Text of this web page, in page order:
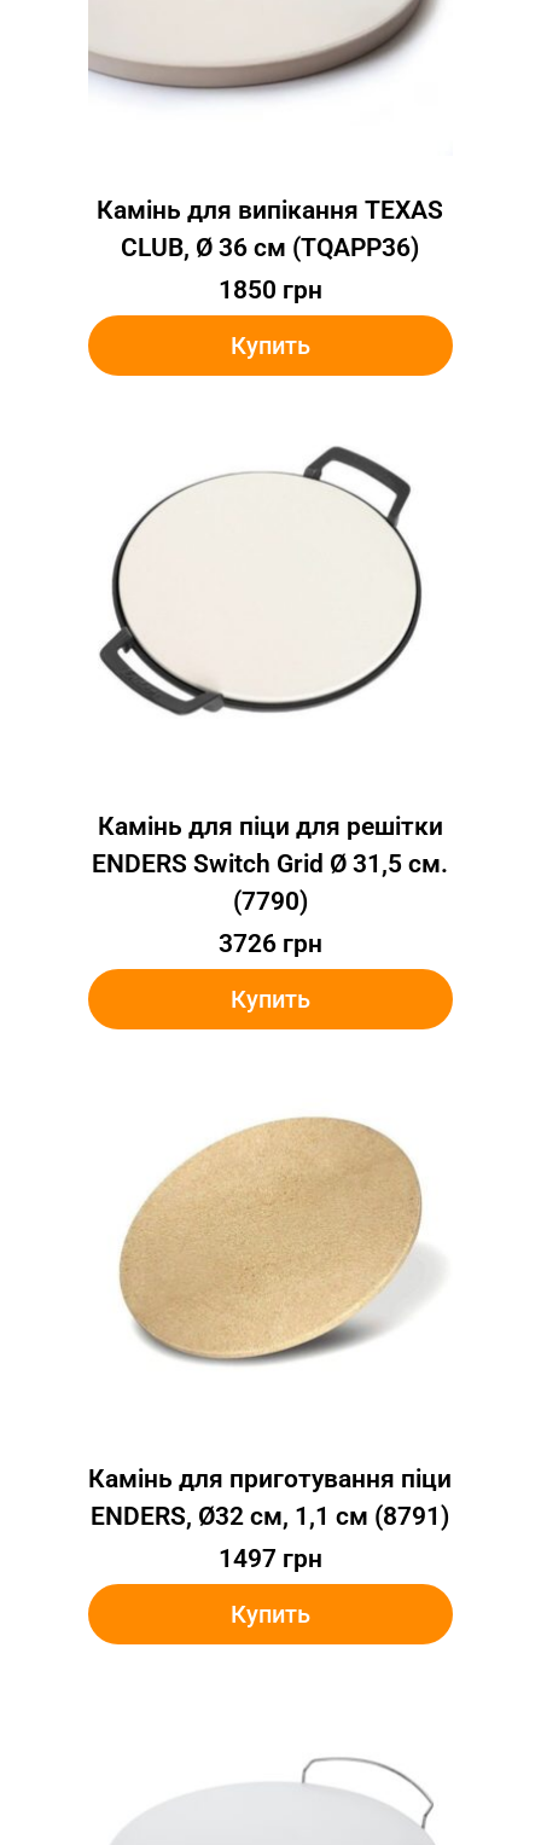
Камінь для випікання TEXAS
CLUB, Ø 36 см (TQAPP36)
1850 грн
Купить
Камінь для піци для решітки
ENDERS Switch Grid Ø 31,5 см.
(7790)
3726грн
Купить
Камінь для приготування піци
ENDERS, Ø32 см, 1,1 cм (8791)
1497грн
Купить